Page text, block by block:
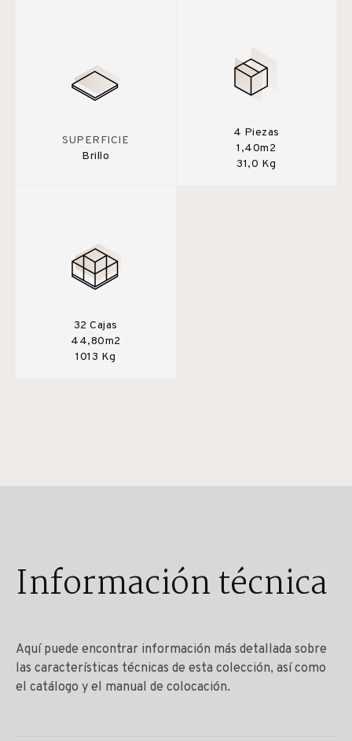
SUPERFICIE
Brillo
4 Piezas
1,40m2
31,0 Kg
32 Cajas
44,80m2
1013 Kg
Información técnica
Aquí puede encontrar información más detallada sobre
las características técnicas de esta colección, así como
el catálogo y el manual de colocación.